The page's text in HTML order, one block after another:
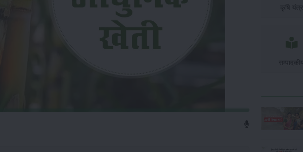
कृषि यंत्र
सम्पादकीय